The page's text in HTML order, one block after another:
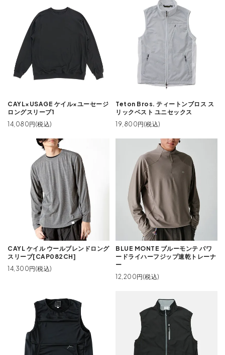
CAYL×USAGE ケイル×ユーセージ
ロングスリーブ1
14,080円(税込)
Teton Bros. ティートンブロス ス
リックベスト ユニセックス
19,800円(税込)
CAYL ケイル ウールブレンドロング
スリーブ[CAP082CH]
14,300円(税込)
BLUE MONTE ブルーモンテ パワ
ードライハーフジップ速乾トレーナ
ー
12,200円(税込)